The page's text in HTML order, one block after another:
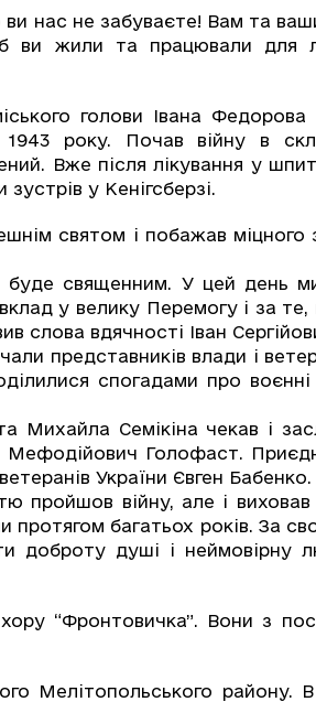
нас не забуваєте! Вам та
ви жили та працювали для
голови Івана Федорова
року. Почав війну в
Вже після лікування у
у Кенігсберзі.
святом і побажав міцного
священним. У цей день
у велику Перемогу і за
слова вдячності Іван
представників влади і
спогадами про
Семікіна чекав і
Голофаст.
України Євген Бабенко.
війну, але і виховав
протягом багатьох років. За
доброту душі і неймовірну
“Фронтовичка”. Вони з
Мелітопольського району.